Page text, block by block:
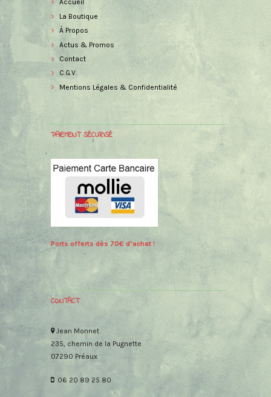
Accueil
La Boutique
À Propos
Actus & Promos
Contact
C.G.V.
Mentions Légales & Confidentialité
PAIEMENT SÉCURISÉ
Ports offerts dès 70€ d’achat !
CONTACT
Jean Monnet
235, chemin de la Pugnette
07290 Préaux
06 20 89 25 80